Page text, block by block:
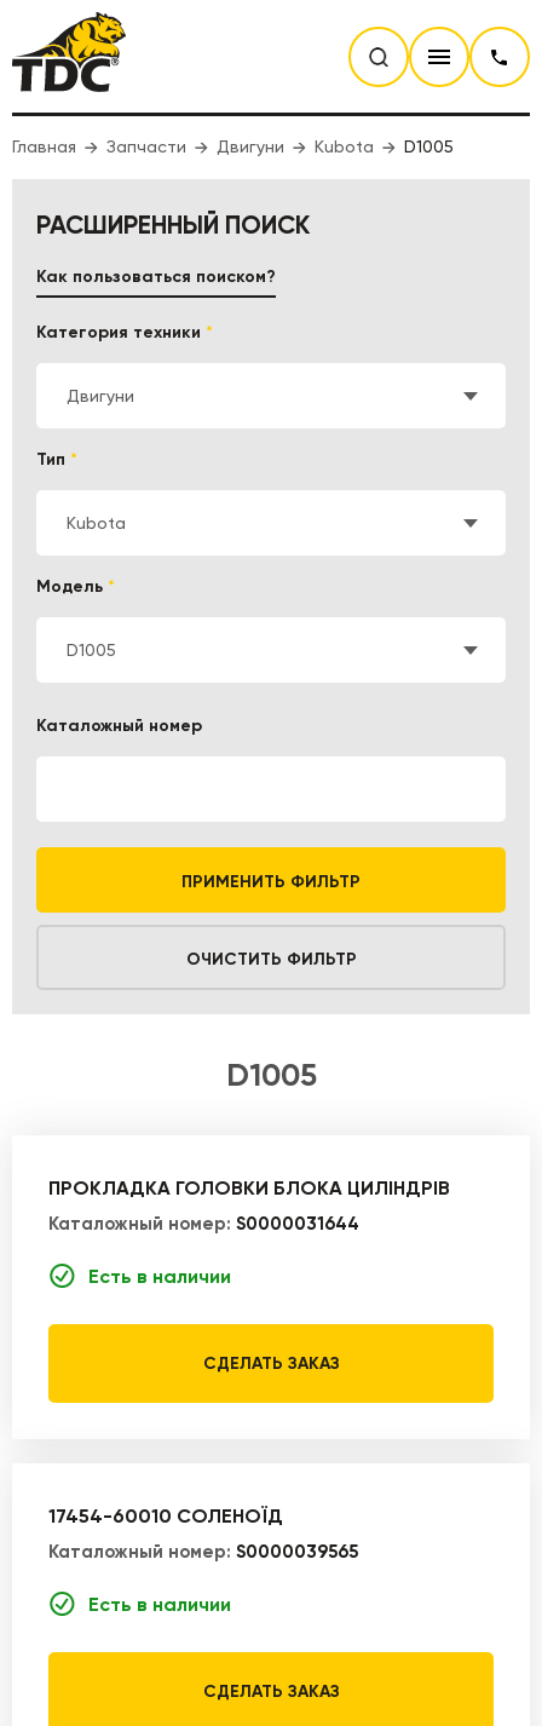
Главная Запчасти Двигуни Kubota D1005
РАСШИРЕННЫЙ ПОИСК
Категория техники *
Двигуни
Тип *
Kubota
Модель *
D1005
Каталожный номер
ПРИМЕНИТЬ ФИЛЬТР
ОЧИСТИТЬ ФИЛЬТР
Как пользоваться поиском?
D1005
ПРОКЛАДКА ГОЛОВКИ БЛОКА ЦИЛІНДРІВ
Каталожный номер: S0000031644
Есть в наличии
СДЕЛАТЬ ЗАКАЗ
17454-60010 СОЛЕНОЇД
Каталожный номер: S0000039565
Есть в наличии
СДЕЛАТЬ ЗАКАЗ